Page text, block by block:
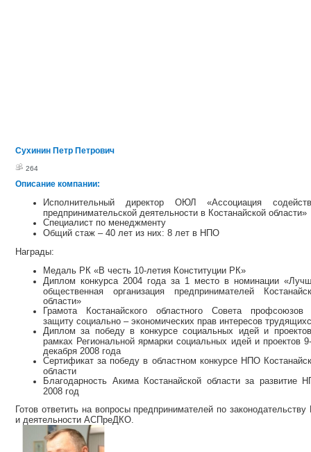
Сухинин Петр Петрович
264
Описание компании:
Исполнительный директор ОЮЛ «Ассоциация
предпринимательской деятельности в Костанайской области»
Специалист по менеджменту
Общий стаж – 40 лет из них: 8 лет в НПО
Награды:
Медаль РК «В честь 10-летия Конституции РК»
Диплом конкурса 2004 года за 1 место в номинации
общественная организация предпринимателей
области»
Грамота Костанайского областного Совета профсоюзов
защиту социально – экономических прав интересов
Диплом за победу в конкурсе социальных идей и
рамках Региональной ярмарки социальных идей и проектов
декабря 2008 года
Сертификат за победу в областном конкурсе НПО
области
Благодарность Акима Костанайской области за развитие
2008 год
Готов ответить на вопросы предпринимателей по законодательству
и деятельности АСПреДКО.